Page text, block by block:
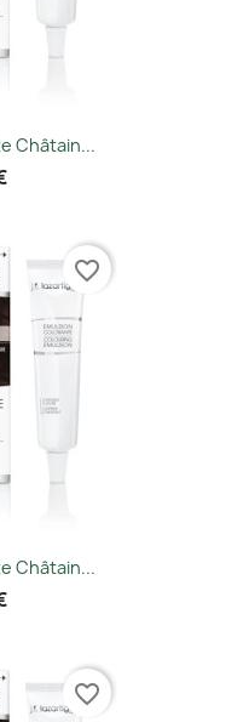
Châtain...
Châtain...
favorite_border
favorite_border